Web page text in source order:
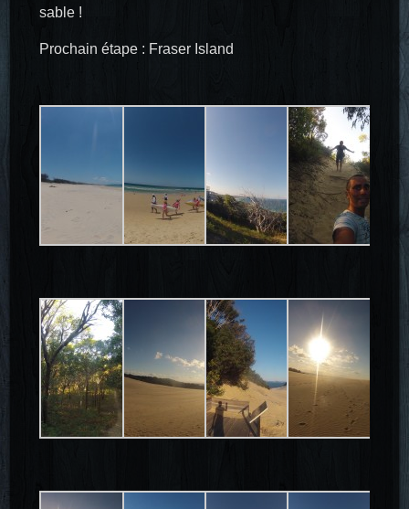
sable !
Prochain étape : Fraser Island